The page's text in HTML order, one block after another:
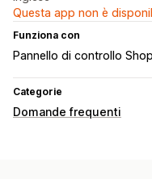
Questa app non è
Funziona con
Pannello di controllo
Categorie
Domande frequenti